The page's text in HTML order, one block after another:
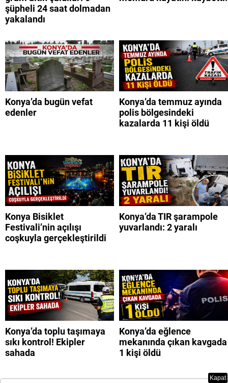
şüpheli 24 saat dolmadan
yakalandı
Konya’da bugün vefat
edenler
Konya’da temmuz ayında
polis bölgesindeki
kazalarda 11 kişi öldü
Konya Bisiklet
Festivali’nin açılışı
coşkuyla gerçekleştirildi
Konya’da TIR şarampole
yuvarlandı: 2 yaralı
Konya’da toplu taşımaya
sıkı kontrol! Ekipler
sahada
Konya’da eğlence
mekanında çıkan kavgada
1 kişi öldü
Kapat